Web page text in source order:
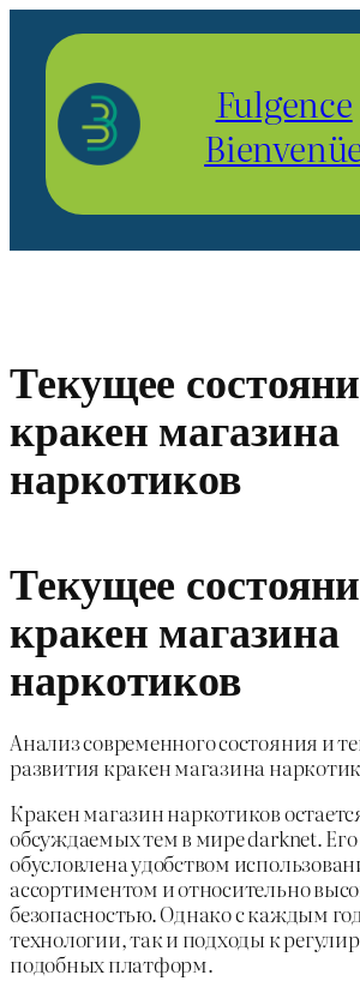
contenu
Fulgence
Текущее
кракен магазина
наркотиков
Текущее
кракен магазина
наркотиков
Анализ современного состояния и
развития кракен магазина
Кракен магазин наркотиков
обсуждаемых тем в мире darknet.
обусловлена удобством
ассортиментом и относительно
безопасностью. Однако с каждым
технологии, так и подходы к
подобных платформ.